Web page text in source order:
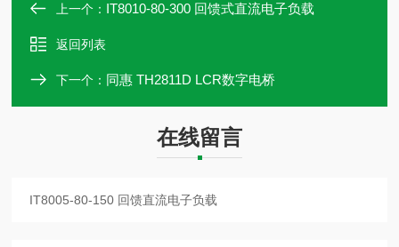
上一个： IT8010-80-300 回馈式直流电子负载
返回列表
下一个： 同惠 TH2811D LCR数字电桥
在线留言